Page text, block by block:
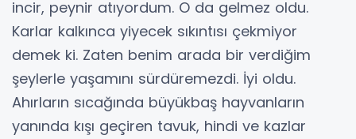
incir, peynir atıyordum. O da gelmez oldu.
Karlar kalkınca yiyecek sıkıntısı çekmiyor
demek ki. Zaten benim arada bir verdiğim
şeylerle yaşamını sürdüremezdi. İyi oldu.
Ahırların sıcağında büyükbaş hayvanların
yanında kışı geçiren tavuk, hindi ve kazlar